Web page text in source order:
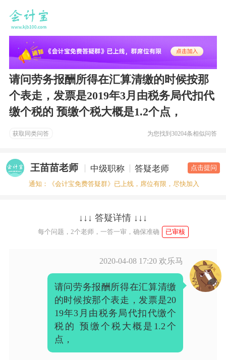
请问劳务报酬所得在汇算清缴的时候按那
个表走，发票是2019年3月由税务局代扣代
缴个税的 预缴个税大概是1.2个点，
获取同类问答 为您找到30204条相似问答
王苗苗老师 中级职称 答疑老师 点击提问
通知：《会计宝免费答疑群》已上线，席位有限，尽快加入
↓↓↓ 答疑详情 ↓↓↓
每个问题，2个老师，一答一审，确保准确 已审核
2020-04-08 17:20 欢乐马
请问劳务报酬所得在汇算清缴
的时候按那个表走，发票是20
19年3月由税务局代扣代缴个
税的 预缴个税大概是1.2个
点，